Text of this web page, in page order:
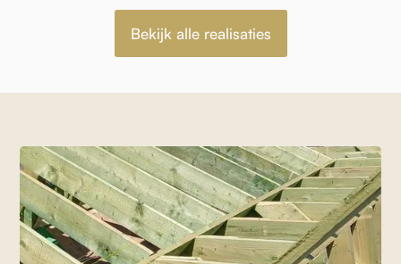
Bekijk alle realisaties